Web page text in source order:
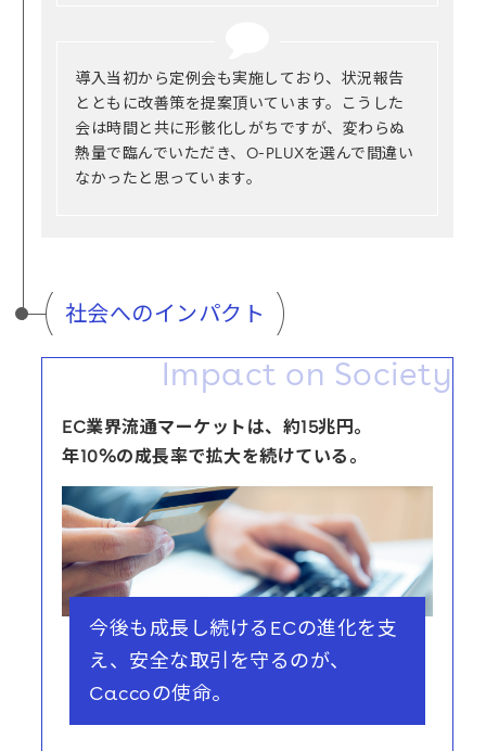
導入当初から定例会も実施しており、状況報告
とともに改善策を提案頂いています。こうした
会は時間と共に形骸化しがちですが、変わらぬ
熱量で臨んでいただき、O-PLUXを選んで間違い
なかったと思っています。
社会へのインパクト
Impact on Society
EC業界流通マーケットは、約15兆円。
年10%の成長率で拡大を続けている。
今後も成長し続けるECの進化を支
え、安全な取引を守るのが、
Caccoの使命。